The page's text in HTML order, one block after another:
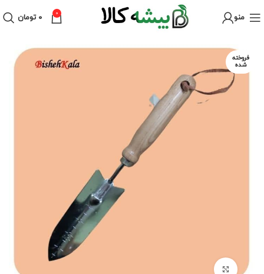
منو 0 ۰ تومان
فروخته
شده